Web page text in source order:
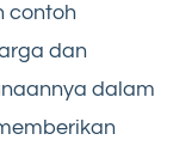
contoh
dan
dalam